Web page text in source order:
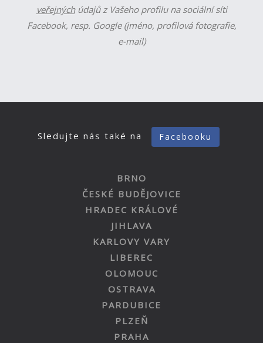
veřejnýchúdajů z Vašeho profilu na sociální síti
Facebook, resp. Google (jméno, profilová fotografie,
e-mail)
Sledujte nás také na Facebooku
BRNO
ČESKÉ BUDĚJOVICE
HRADEC KRÁLOVÉ
JIHLAVA
KARLOVY VARY
LIBEREC
OLOMOUC
OSTRAVA
PARDUBICE
PLZEŇ
PRAHA